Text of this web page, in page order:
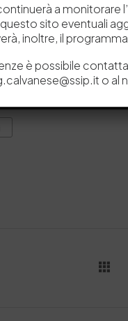
a monitorare
sito eventuali
inoltre, il
è possibile
o